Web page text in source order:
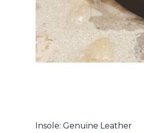
Insole: Genuine Leather